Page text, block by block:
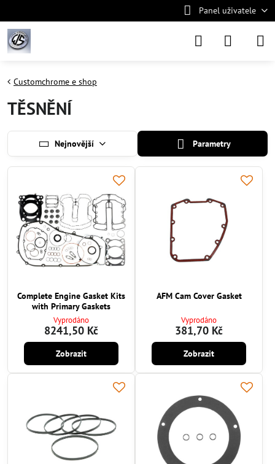
Panel uživatele
Customchrome e shop
TĚSNĚNÍ
Nejnovější Parametry
Complete Engine Gasket Kits
with Primary Gaskets
Vyprodáno
8241,50 Kč
Zobrazit
AFM Cam Cover Gasket
Vyprodáno
381,70 Kč
Zobrazit